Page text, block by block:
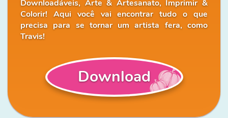
Downloadáveis, Arte & Artesanato, Imprimir &
Colorir! Aqui você vai encontrar tudo o que
precisa para se tornar um artista fera, como
Travis!
Download